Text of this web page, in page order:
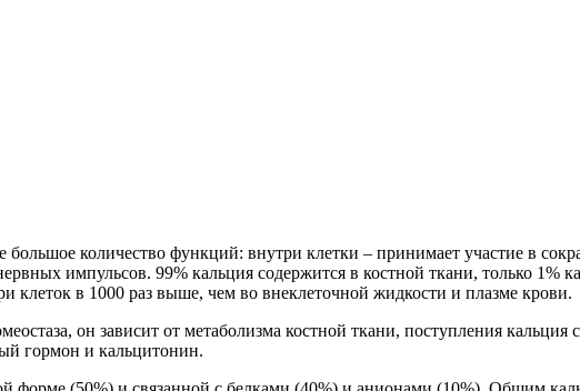
количество функций: внутри клетки – принимает участие в
импульсов. 99% кальция содержится в костной ткани, только 1%
клеток в 1000 раз выше, чем во внеклеточной жидкости и плазме крови.
он зависит от метаболизма костной ткани, поступления
гормон и кальцитонин.